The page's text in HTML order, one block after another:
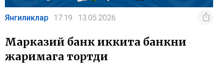
Янгиликлар 17:19 · 13.05.2026
Марказий банк иккита банкни
жаримага тортди